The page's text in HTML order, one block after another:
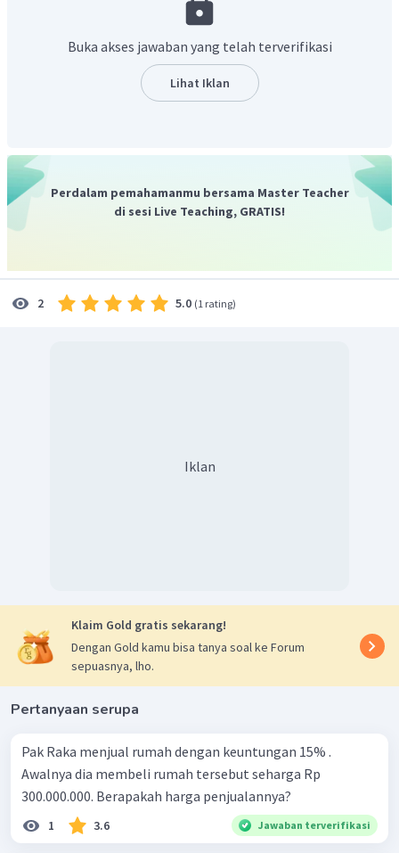
Akan ditentukan harga jual setiap bolpoin tersebut.
Tentukan terlebih dahulu keuntungan.
Diperoleh keuntungannya adalah Rp3.600,00, maka dapat
ditentukan harga jual satu lusin (12) bolpoin, sebagai
Buka akses jawaban yang telah terverifikasi
Lihat Iklan
Perdalam pemahamanmu bersama Master Teacher
di sesi Live Teaching, GRATIS!
2 5.0 (1 rating)
Iklan
Klaim Gold gratis sekarang!
Dengan Gold kamu bisa tanya soal ke Forum
sepuasnya, lho.
Pertanyaan serupa
Pak Raka menjual rumah dengan keuntungan 15% .
Awalnya dia membeli rumah tersebut seharga Rp
300.000.000. Berapakah harga penjualannya?
1 3.6 Jawaban terverifikasi